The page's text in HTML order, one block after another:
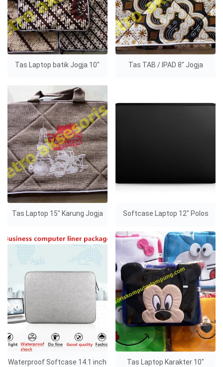
Tas Laptop batik Jogja 10" Tas TAB / IPAD 8" Jogja
Tas Laptop 15" Karung Jogja Softcase Laptop 12" Polos
Waterproof Softcase 14.1 inch Tas Laptop Karakter 10"